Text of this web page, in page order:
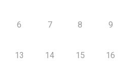
6 7 8 9
13 14 15 16